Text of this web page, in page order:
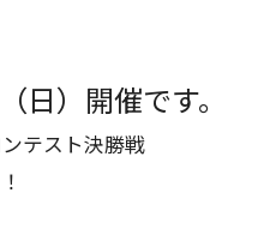
日）開催です。
テスト決勝戦